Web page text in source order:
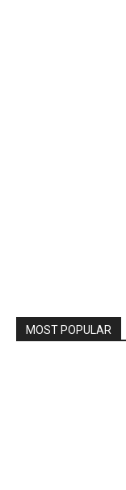
MOST POPULAR